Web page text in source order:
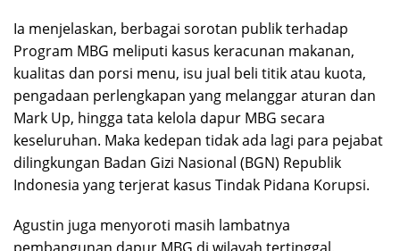
Ia menjelaskan, berbagai sorotan publik terhadap
Program MBG meliputi kasus keracunan makanan,
kualitas dan porsi menu, isu jual beli titik atau kuota,
pengadaan perlengkapan yang melanggar aturan dan
Mark Up, hingga tata kelola dapur MBG secara
keseluruhan. Maka kedepan tidak ada lagi para pejabat
dilingkungan Badan Gizi Nasional (BGN) Republik
Indonesia yang terjerat kasus Tindak Pidana Korupsi.
Agustin juga menyoroti masih lambatnya